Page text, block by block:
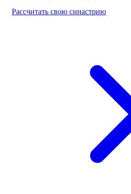
Рассчитать свою синастрию